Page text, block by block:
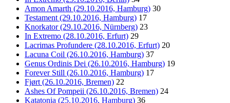
Amon Amarth (29.10.2016, Hamburg) 30
Testament (29.10.2016, Hamburg) 17
Knorkator (29.10.2016, Nürnberg) 23
In Extremo (28.10.2016, Erfurt) 29
Lacrimas Profundere (28.10.2016, Erfurt) 20
Lacuna Coil (26.10.2016, Hamburg) 37
Genus Ordinis Dei (26.10.2016, Hamburg) 19
Forever Still (26.10.2016, Hamburg) 17
Fjørt (26.10.2016, Bremen) 22
Ashes Of Pompeii (26.10.2016, Bremen) 24
Katatonia (25.10.2016, Hamburg) 36